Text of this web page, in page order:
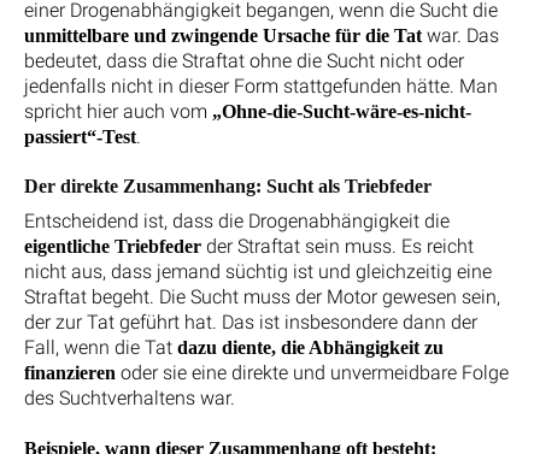
einer Drogenabhängigkeit begangen, wenn die Sucht die
unmittelbare und zwingende Ursache für die Tatwar. Das
bedeutet, dass die Straftat ohne die Sucht nicht oder
jedenfalls nicht in dieser Form stattgefunden hätte. Man
spricht hier auch vom „Ohne-die-Sucht-wäre-es-nicht-
passiert“-Test.
Der direkte Zusammenhang: Sucht als Triebfeder
Entscheidend ist, dass die Drogenabhängigkeit die
eigentliche Triebfeder der Straftat sein muss. Es reicht
nicht aus, dass jemand süchtig ist und gleichzeitig eine
Straftat begeht. Die Sucht muss der Motor gewesen sein,
der zur Tat geführt hat. Das ist insbesondere dann der
Fall, wenn die Tat dazu diente, die Abhängigkeit zu
finanzieren oder sie eine direkte und unvermeidbare Folge
des Suchtverhaltens war.
Beispiele, wann dieser Zusammenhang oft besteht: